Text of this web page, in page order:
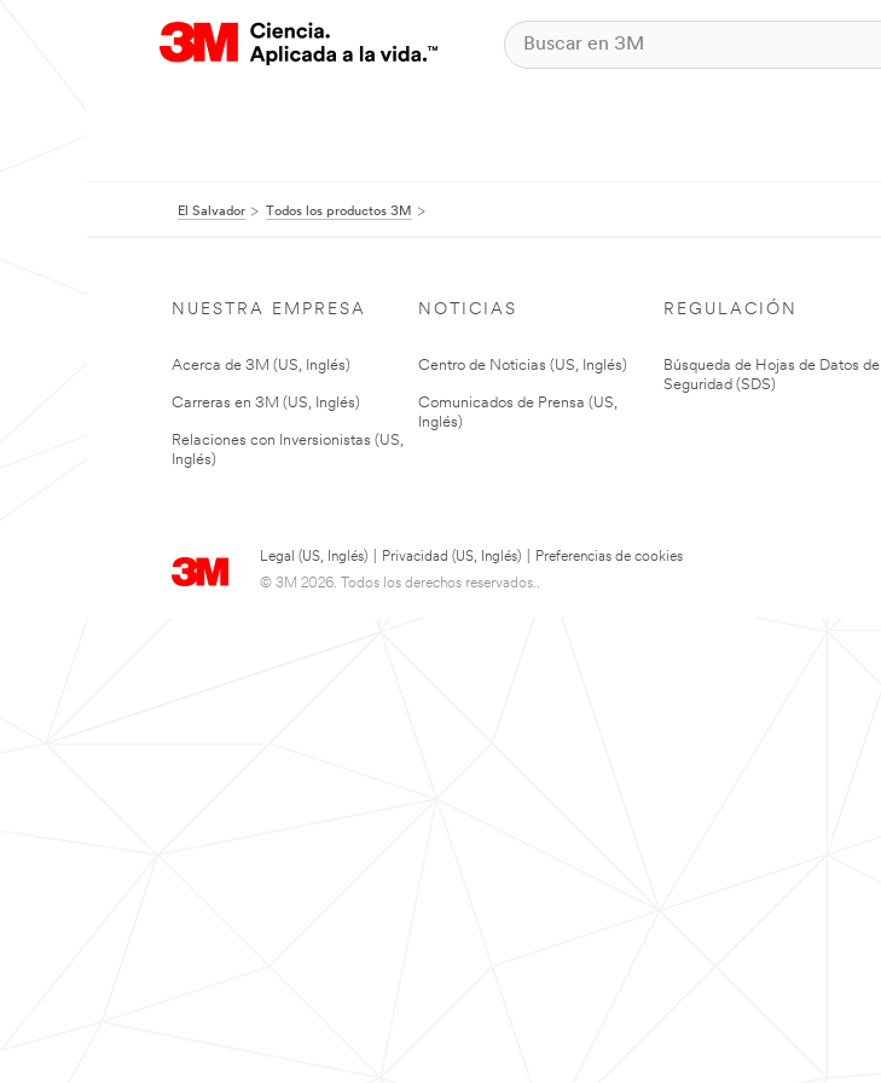
El Salvador Todos los productos 3M
NUESTRA EMPRESA
Acerca de 3M (US, Inglés)
Carreras en 3M (US, Inglés)
Relaciones con Inversionistas (US,
Inglés)
NOTICIAS
Centro de Noticias (US, Inglés)
Comunicados de Prensa (US,
Inglés)
REGULACIÓN
Búsqueda de Hojas de Datos de
Seguridad (SDS)
Legal (US, Inglés) Privacidad (US, Inglés)
Preferencias de cookies
© 3M 2026. Todos los derechos reservados..